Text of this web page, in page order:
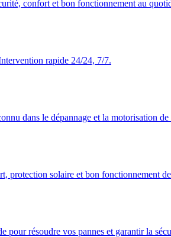
confort et bon fonctionnement au
rapide 24/24, 7/7.
dans le dépannage et la motorisation de
protection solaire et bon fonctionnement
pour résoudre vos pannes et garantir la